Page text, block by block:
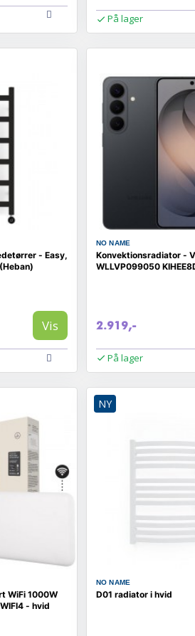
På lager
- Easy,
Vis
NO NAME
Konvektionsradiator -
WLLVP099050
2.919,-
På lager
WiFi 1000W
- hvid
NY
NO NAME
D01 radiator i hvid